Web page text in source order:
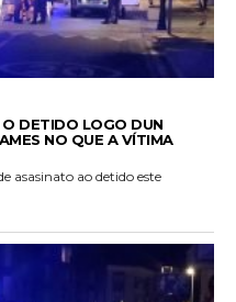
DETIDO LOGO DUN
NO QUE A VÍTIMA
asasinato ao detido este